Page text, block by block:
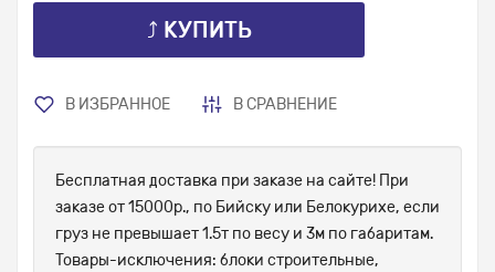
⤴ КУПИТЬ
В ИЗБРАННОЕ В СРАВНЕНИЕ
Бесплатная доставка при заказе на сайте! При
заказе от 15000р., по Бийску или Белокурихе, если
груз не превышает 1.5т по весу и 3м по габаритам.
Товары-исключения: блоки строительные,